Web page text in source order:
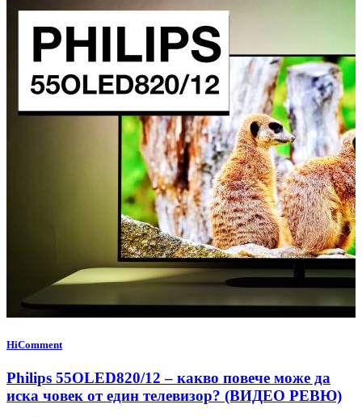
HiComment
Philips 55OLED820/12 – какво повече може да
иска човек от един телевизор? (ВИДЕО РЕВЮ)